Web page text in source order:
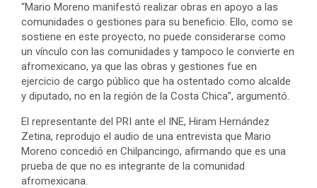
“Mario Moreno manifestó realizar obras en apoyo a las
comunidades o gestiones para su beneficio. Ello, como se
sostiene en este proyecto, no puede considerarse como
un vínculo con las comunidades y tampoco le convierte en
afromexicano, ya que las obras y gestiones fue en
ejercicio de cargo público que ha ostentado como alcalde
y diputado, no en la región de la Costa Chica”, argumentó.
El representante del PRI ante el INE, Hiram Hernández
Zetina, reprodujo el audio de una entrevista que Mario
Moreno concedió en Chilpancingo, afirmando que es una
prueba de que no es integrante de la comunidad
afromexicana.